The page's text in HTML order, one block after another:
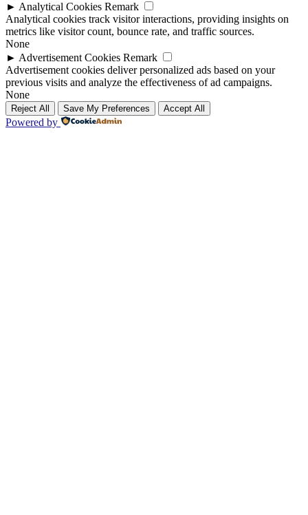
► Analytical Cookies Remark
Analytical cookies track visitor interactions, providing insights on
metrics like visitor count, bounce rate, and traffic sources.
None
► Advertisement Cookies Remark
Advertisement cookies deliver personalized ads based on your
previous visits and analyze the effectiveness of ad campaigns.
None
Reject All Save My Preferences Accept All
Powered by